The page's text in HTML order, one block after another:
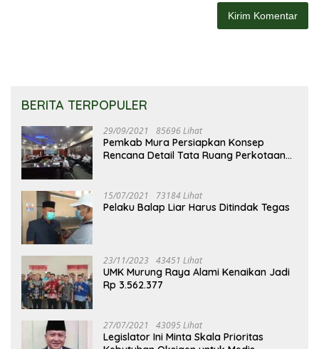
BERITA TERPOPULER
29/09/2021 85696 Lihat
Pemkab Mura Persiapkan Konsep
Rencana Detail Tata Ruang Perkotaan
15/07/2021 73184 Lihat
Pelaku Balap Liar Harus Ditindak Tegas
23/11/2023 43451 Lihat
UMK Murung Raya Alami Kenaikan Jadi
Rp 3.562.377
27/07/2021 43095 Lihat
Legislator Ini Minta Skala Prioritas